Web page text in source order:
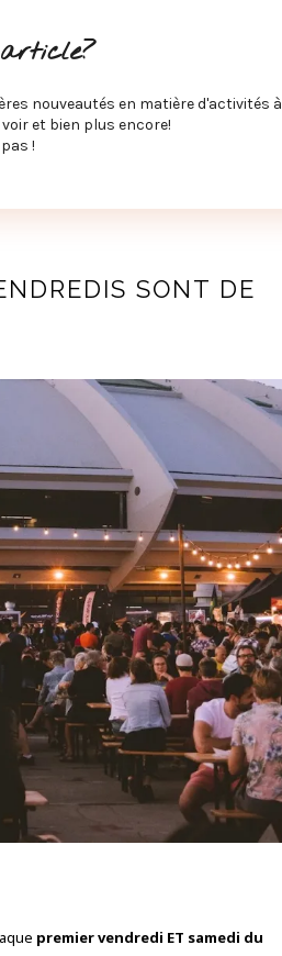
ET CIE
SONT DE
premier vendredi ET samedi du
nouveautés en matière d'activités à
et bien plus encore!
!